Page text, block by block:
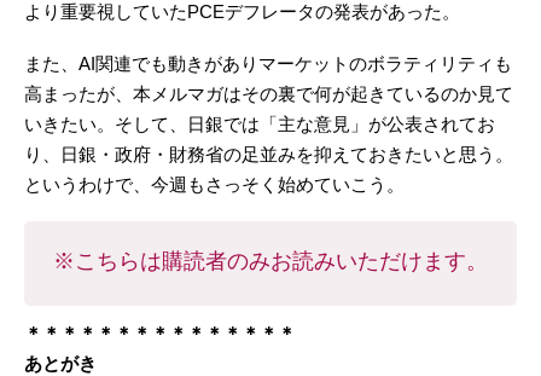
より重要視していたPCEデフレータの発表があった。
また、AI関連でも動きがありマーケットのボラティリティも
高まったが、本メルマガはその裏で何が起きているのか見て
いきたい。そして、日銀では「主な意見」が公表されてお
り、日銀・政府・財務省の足並みを抑えておきたいと思う。
というわけで、今週もさっそく始めていこう。
※こちらは購読者のみお読みいただけます。
＊＊＊＊＊＊＊＊＊＊＊＊＊＊＊
あとがき